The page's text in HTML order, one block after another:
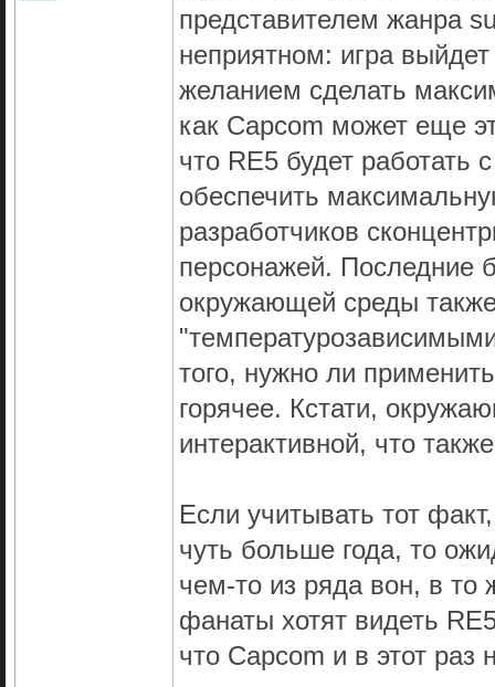
представителем жанра
неприятном: игра
желанием сделать
как Capcom может еще
что RE5 будет работать
обеспечить
разработчиков
персонажей. Последние
окружающей среды
того, нужно ли
горячее. Кстати,
интерактивной, что
Если учитывать тот
чуть больше года, то
чем-то из ряда вон, в то
фанаты хотят видеть
что Capcom и в этот